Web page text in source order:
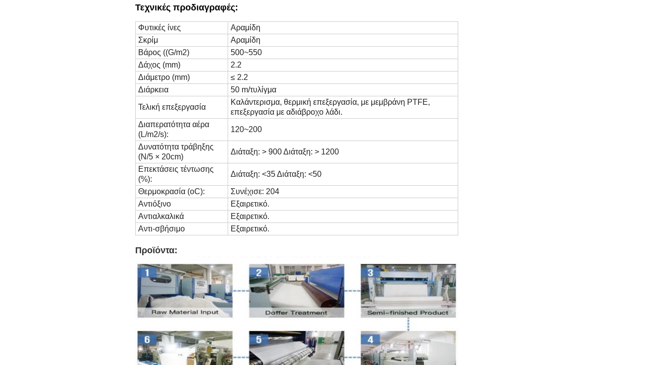
Τεχνικές προδιαγραφές:
Φυτικές ίνες
Αραμίδη
Σκρίμ
Αραμίδη
Βάρος ((G/m2)
500~550
Δάχος (mm)
2.2
Διάμετρο (mm)
≤ 2.2
Διάρκεια
50 m/τυλίγμα
Τελική επεξεργασία
Καλάντερισμα, θερμική επεξεργασία, με μεμβράνη PTFE,
επεξεργασία με αδιάβροχο λάδι.
Διαπερατότητα αέρα
(L/m2/s):
120~200
Δυνατότητα τράβηξης
(N/5 × 20cm)
Διάταξη: > 900 Διάταξη: > 1200
Επεκτάσεις τέντωσης
(%):
Διάταξη: <35 Διάταξη: <50
Θερμοκρασία (oC):
Συνέχισε: 204
Αντιόξινο
Εξαιρετικό.
Αντιαλκαλικά
Εξαιρετικό.
Αντι-σβήσιμο
Εξαιρετικό.
Προϊόντα: